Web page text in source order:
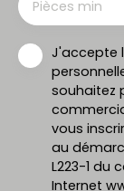
Pièces min
J'accepte
souhaitez
vous
au
L223-1 du
Internet